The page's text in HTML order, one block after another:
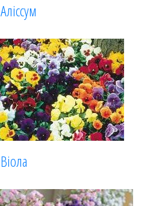
Аліссум
Віола